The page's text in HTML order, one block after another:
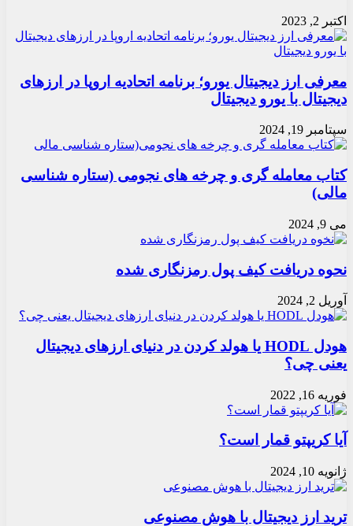
اکتبر 2, 2023
معرفی ارز دیجیتال یورو؛ برنامه اتحادیه اروپا در ارزهای
دیجیتال با یورو دیجیتال
سپتامبر 19, 2024
کتاب معامله گری و چرخه های نجومی (ستاره شناسی
مالی)
می 9, 2024
نحوه دریافت کیف پول رمزنگاری شده
آوریل 2, 2024
هودل HODL یا هولد کردن در دنیای ارزهای دیجیتال
یعنی چی؟
فوریه 16, 2022
آیا کریپتو قمار است؟
ژانویه 10, 2024
ترید ارز دیجیتال با هوش مصنوعی